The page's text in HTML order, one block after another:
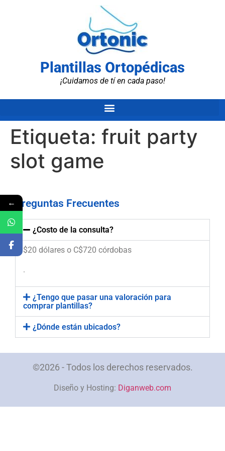
Plantillas Ortopédicas
¡Cuidamos de tí en cada paso!
Etiqueta: fruit party
slot game
Preguntas Frecuentes
¿Costo de la consulta?
$20 dólares o C$720 córdobas
.
¿Tengo que pasar una valoración para
comprar plantillas?
¿Dónde están ubicados?
©2026 - Todos los derechos reservados.
Diseño y Hosting: Diganweb.com
←